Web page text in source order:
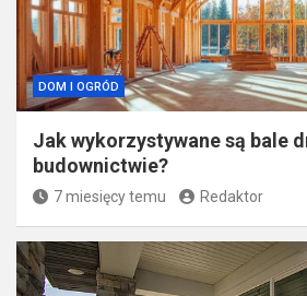
DOM I OGRÓD
Jak wykorzystywane są bale
budownictwie?
7 miesięcy temu Redaktor